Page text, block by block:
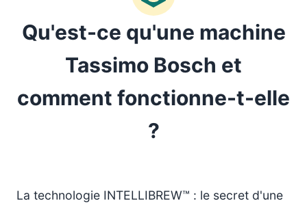
Qu'est-ce qu'une machine
Tassimo Bosch et
comment fonctionne-t-elle
?
La technologie INTELLIBREW™ : le secret d'une